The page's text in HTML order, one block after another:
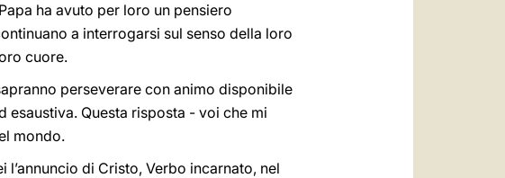
ha avuto per loro un pensiero
a interrogarsi sul senso della loro
cuore.
perseverare con animo disponibile
Questa risposta - voi che mi
mondo.
di Cristo, Verbo incarnato, nel